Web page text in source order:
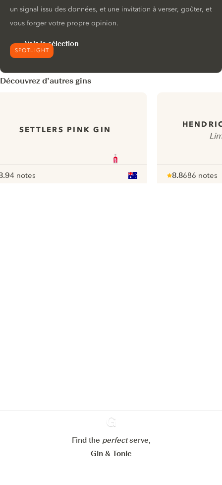
SPOTLIGHT
un signal issu des données, et une invitation à verser, goûter, et
vous forger votre propre opinion.
Voir la sélection
Découvrez d’autres gins
SETTLERS PINK GIN
4 notes
8.8686 notes
Ginventory
Find the perfectserve,
Gin & Tonic